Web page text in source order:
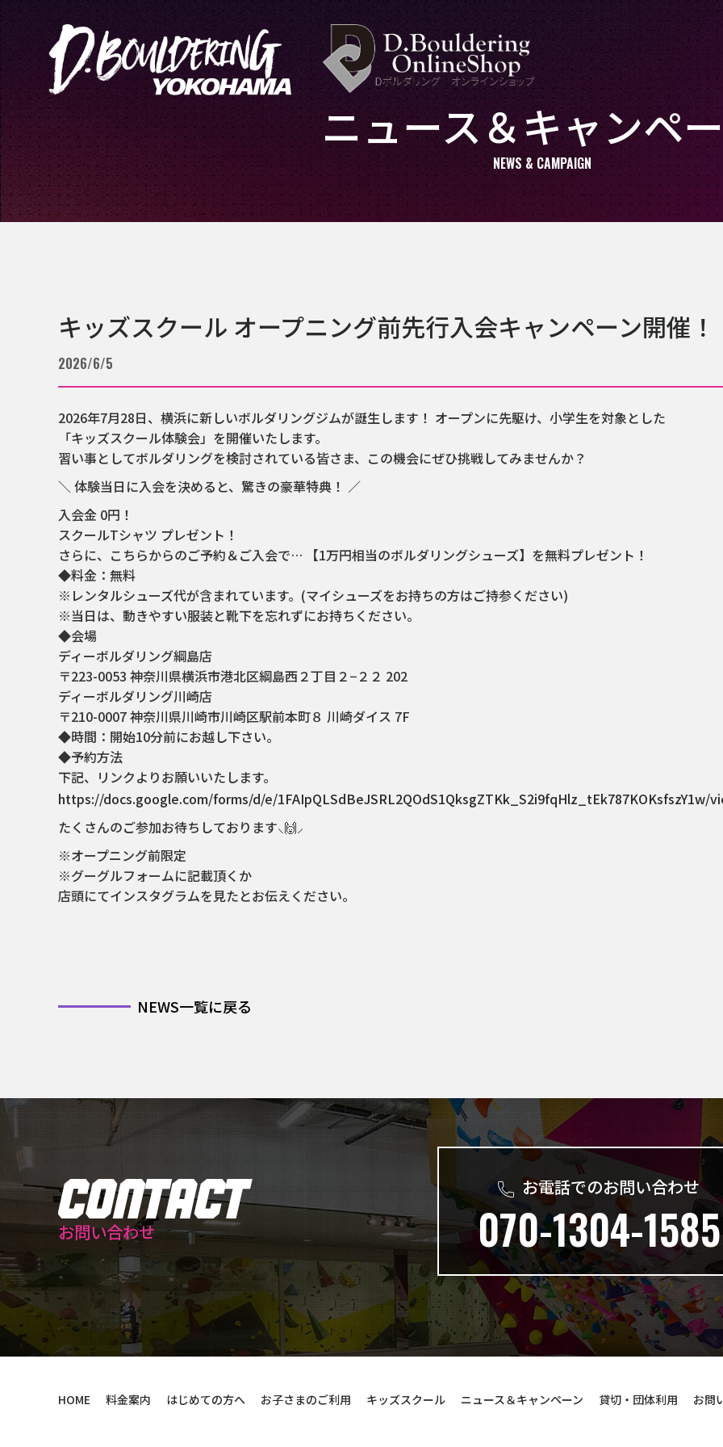
ニュース＆キャンペ
NEWS & CAMPAIGN
キッズスクール オープニング前先行入会キャンペーン開催！
2026/6/5
2026年7月28日、横浜に新しいボルダリングジムが誕生します！ オープンに先駆け、小学生を対象とした
「キッズスクール体験会」を開催いたします。
習い事としてボルダリングを検討されている皆さま、この機会にぜひ挑戦してみませんか？
＼ 体験当日に入会を決めると、驚きの豪華特典！ ／
入会金 0円！
スクールTシャツ プレゼント！
さらに、こちらからのご予約＆ご入会で…
【1万円相当のボルダリングシューズ】を無料プレゼント！
◆料金：無料
※レンタルシューズ代が含まれています。(マイシューズをお持ちの方はご持参ください)
※当日は、動きやすい服装と靴下を忘れずにお持ちください。
◆会場
ディーボルダリング綱島店
〒223-0053 神奈川県横浜市港北区綱島西２丁目２−２２ 202
ディーボルダリング川崎店
〒210-0007 神奈川県川崎市川崎区駅前本町８ 川崎ダイス 7F
◆時間：開始10分前にお越し下さい。
◆予約方法
下記、リンクよりお願いいたします。
https://docs.google.com/forms/d/e/1FAIpQLSdBeJSRL2QOdS1QksgZTKk_S2i9fqHlz_tEk787KOKsfszY1w/
たくさんのご参加お待ちしております⸜🙌⸝
※オープニング前限定
※グーグルフォームに記載頂くか
店頭にてインスタグラムを見たとお伝えください。
NEWS一覧に戻る
お問い合わせ
お電話でのお問い合わせ
070-1304-1585
HOME 料金案内 はじめての方へ お子さまのご利用 キッズスクール ニュース＆キャンペーン 貸切・団体利用 お問